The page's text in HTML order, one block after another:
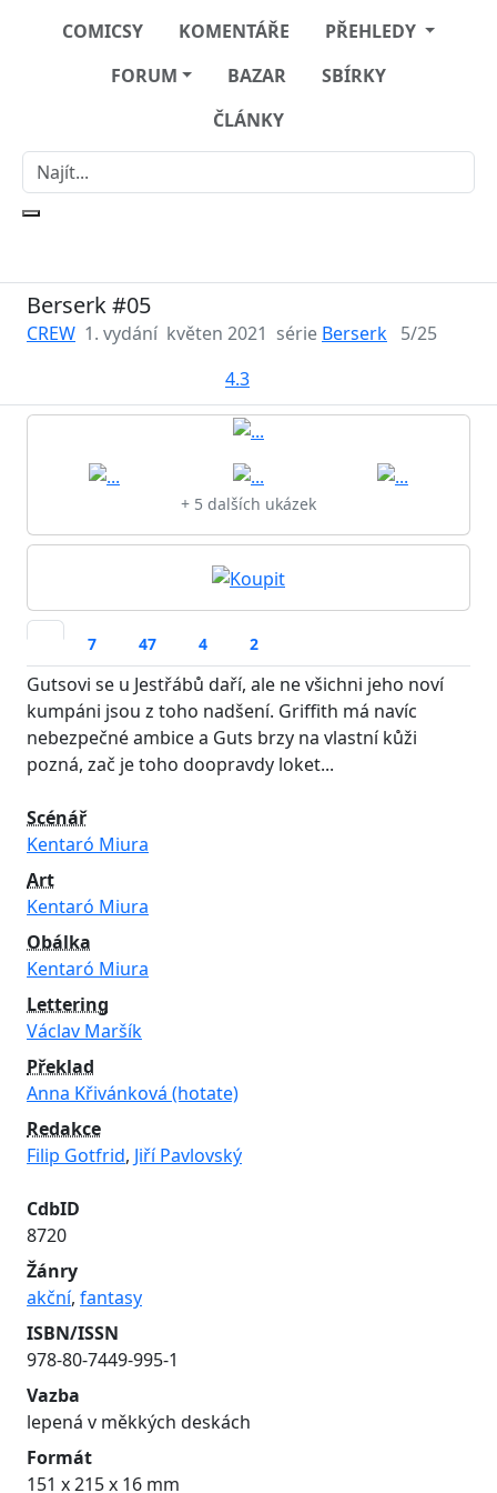
COMICSY KOMENTÁŘE
PŘEHLEDY
FORUM
BAZAR
SBÍRKY
ČLÁNKY
Berserk #05
CREW 1. vydání květen 2021 série Berserk 5/25
4.3
+ 5 dalších ukázek
7 47 4 2
Gutsovi se u Jestřábů daří, ale ne všichni jeho noví
kumpáni jsou z toho nadšení. Griffith má navíc
nebezpečné ambice a Guts brzy na vlastní kůži
pozná, zač je toho doopravdy loket...
Scénář
Kentaró Miura
Art
Kentaró Miura
Obálka
Kentaró Miura
Lettering
Václav Maršík
Překlad
Anna Křivánková (hotate)
Redakce
Filip Gotfrid, Jiří Pavlovský
CdbID
8720
Žánry
akční, fantasy
ISBN/ISSN
978-80-7449-995-1
Vazba
lepená v měkkých deskách
Formát
151 x 215 x 16 mm